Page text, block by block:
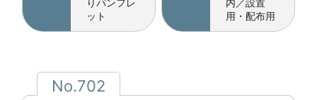
りパンフレ
ット
内／設置
用・配布用
No.702